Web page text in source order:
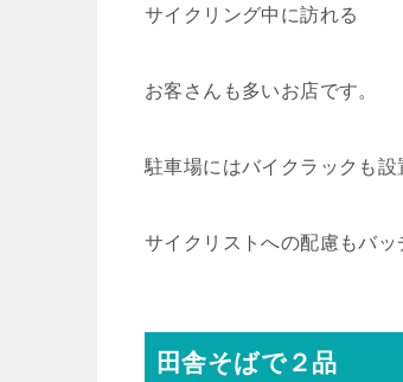
サイクリング中に訪れる
お客さんも多いお店です。
駐車場にはバイクラックも設
サイクリストへの配慮もバッ
田舎そばで２品